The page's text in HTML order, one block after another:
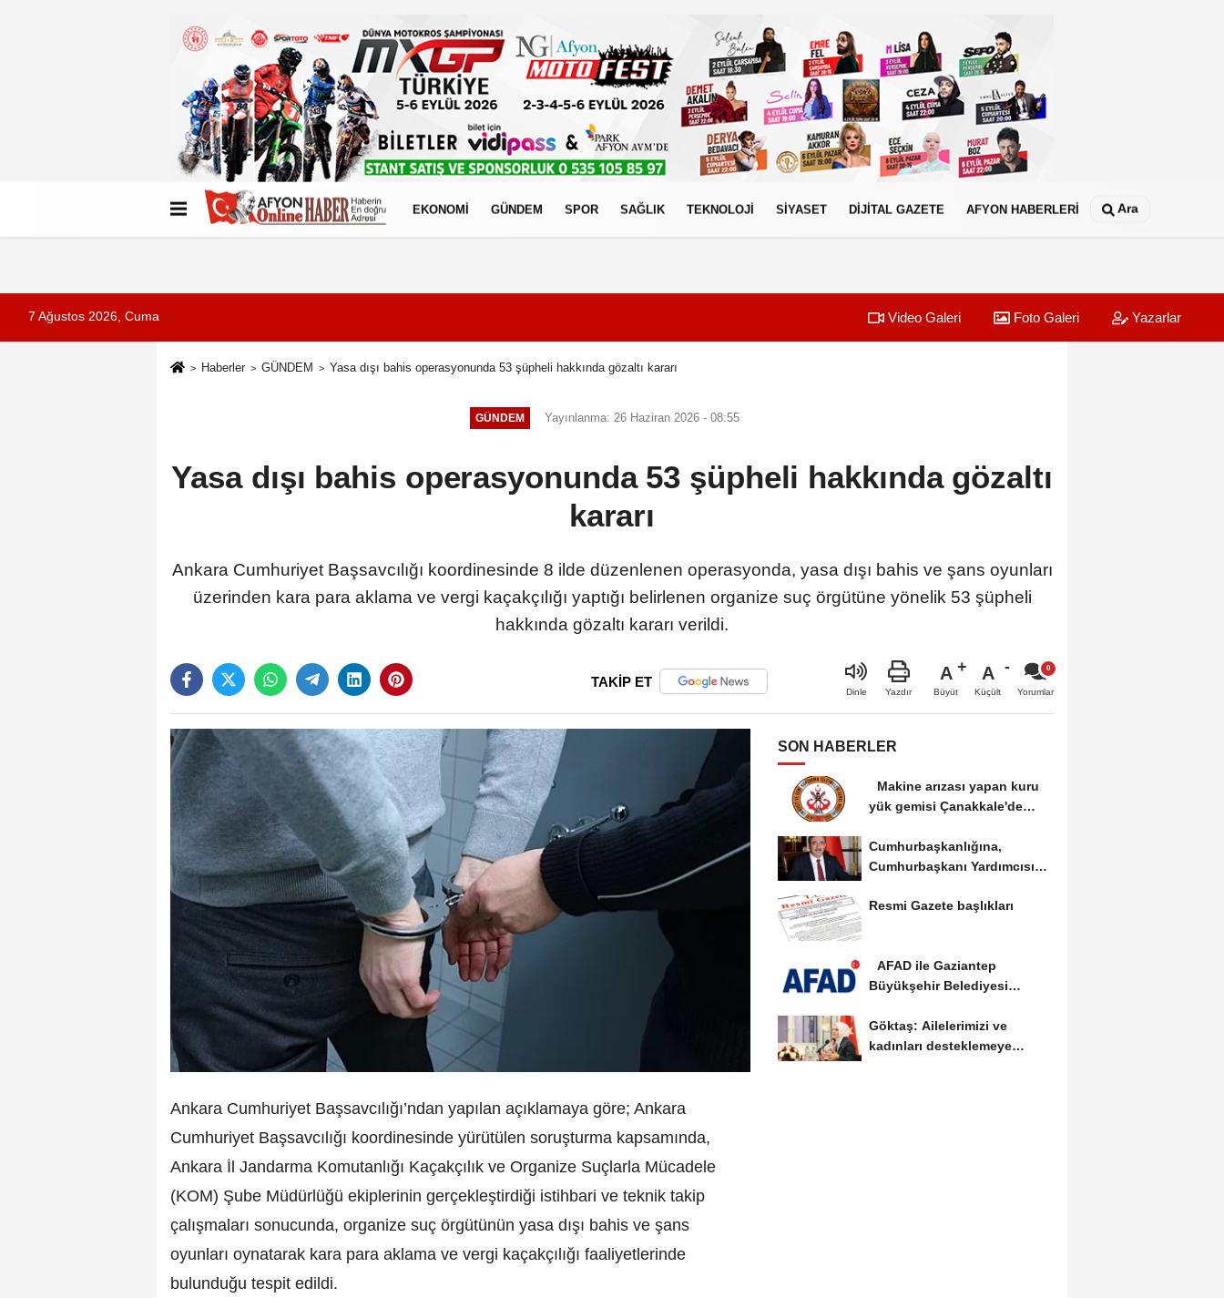
Künye İletişim Çerez Politikası
EKONOMİ GÜNDEM SPOR SAĞLIK TEKNOLOJİ SİYASET DİJİTAL GAZETE AFYON HABERLERİ Ara
7 Ağustos 2026, Cuma Video Galeri Foto Galeri Yazarlar
Haberler GÜNDEM Yasa dışı bahis operasyonunda 53 şüpheli hakkında gözaltı kararı
GÜNDEM Yayınlanma: 26 Haziran 2026 - 08:55
Yasa dışı bahis operasyonunda 53 şüpheli hakkında gözaltı
kararı
Ankara Cumhuriyet Başsavcılığı koordinesinde 8 ilde düzenlenen operasyonda, yasa dışı bahis ve şans oyunları
üzerinden kara para aklama ve vergi kaçakçılığı yaptığı belirlenen organize suç örgütüne yönelik 53 şüpheli
hakkında gözaltı kararı verildi.
TAKİP ET
Dinle Yazdır
A
Büyüt
A
Küçült Yorumlar
Ankara Cumhuriyet Başsavcılığı’ndan yapılan açıklamaya göre; Ankara
Cumhuriyet Başsavcılığı koordinesinde yürütülen soruşturma kapsamında,
Ankara İl Jandarma Komutanlığı Kaçakçılık ve Organize Suçlarla Mücadele
(KOM) Şube Müdürlüğü ekiplerinin gerçekleştirdiği istihbari ve teknik takip
çalışmaları sonucunda, organize suç örgütünün yasa dışı bahis ve şans
oyunları oynatarak kara para aklama ve vergi kaçakçılığı faaliyetlerinde
bulunduğu tespit edildi.
SON HABERLER
Makine arızası yapan kuru
yük gemisi Çanakkale'de
Cumhurbaşkanlığına,
Cumhurbaşkanı Yardımcısı
Resmi Gazete başlıkları
AFAD ile Gaziantep
Büyükşehir Belediyesi
Göktaş: Ailelerimizi ve
kadınları desteklemeye